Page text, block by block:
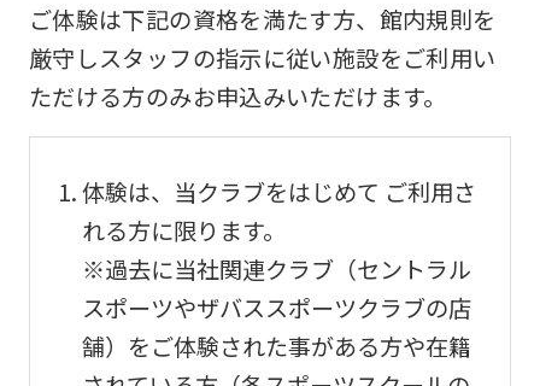
ご体験は下記の資格を満たす方、館内規則を
厳守しスタッフの指示に従い施設をご利用い
ただける方のみお申込みいただけます。
体験は、当クラブをはじめて ご利用さ
れる方に限ります。
※過去に当社関連クラブ（セントラル
スポーツやザバススポーツクラブの店
舗）をご体験された事がある方や在籍
automatically
translated
into
English.
Click
the
link
below
(start